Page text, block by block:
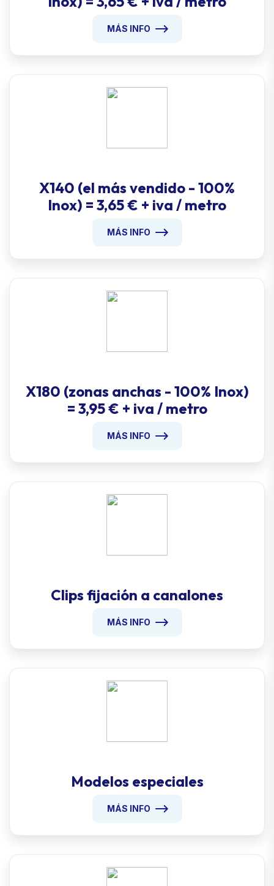
MÁS INFO
X140 (el más vendido - 100%
Inox) = 3,65 € + iva / metro
MÁS INFO
X180 (zonas anchas - 100% Inox)
= 3,95 € + iva / metro
MÁS INFO
Clips fijación a canalones
MÁS INFO
Modelos especiales
MÁS INFO